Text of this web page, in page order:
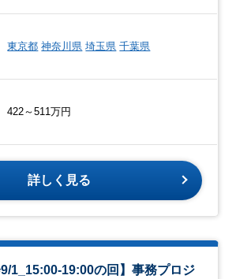
東京都 神奈川県 埼玉県 千葉県
422～511万円
詳しく見る
9/1_15:00-19:00の回】事務プロジ